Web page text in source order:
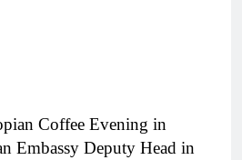
Coffee Evening in
Embassy Deputy Head in